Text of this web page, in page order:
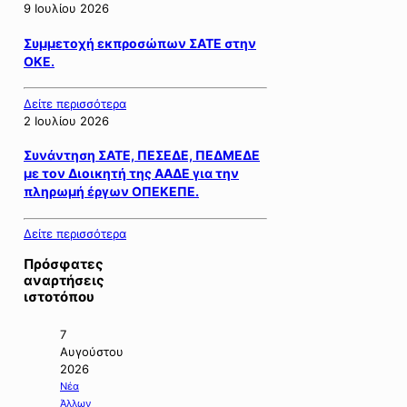
9 Ιουλίου 2026
Συμμετοχή εκπροσώπων ΣΑΤΕ στην
ΟΚΕ.
Δείτε περισσότερα
2 Ιουλίου 2026
Συνάντηση ΣΑΤΕ, ΠΕΣΕΔΕ, ΠΕΔΜΕΔΕ
με τον Διοικητή της ΑΑΔΕ για την
πληρωμή έργων ΟΠΕΚΕΠΕ.
Δείτε περισσότερα
Πρόσφατες
αναρτήσεις
ιστοτόπου
7
Αυγούστου
2026
Νέα
Άλλων